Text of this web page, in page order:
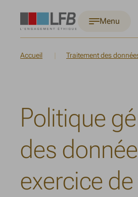
Menu
Accueil Traitement des
Politique
des
exercice